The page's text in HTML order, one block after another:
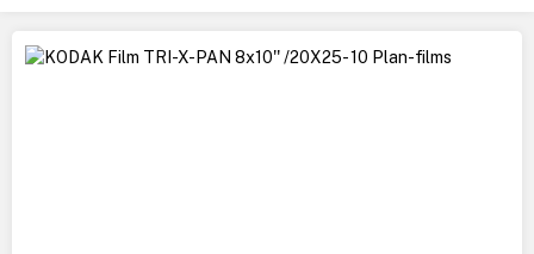
Ignorer la galerie d'images